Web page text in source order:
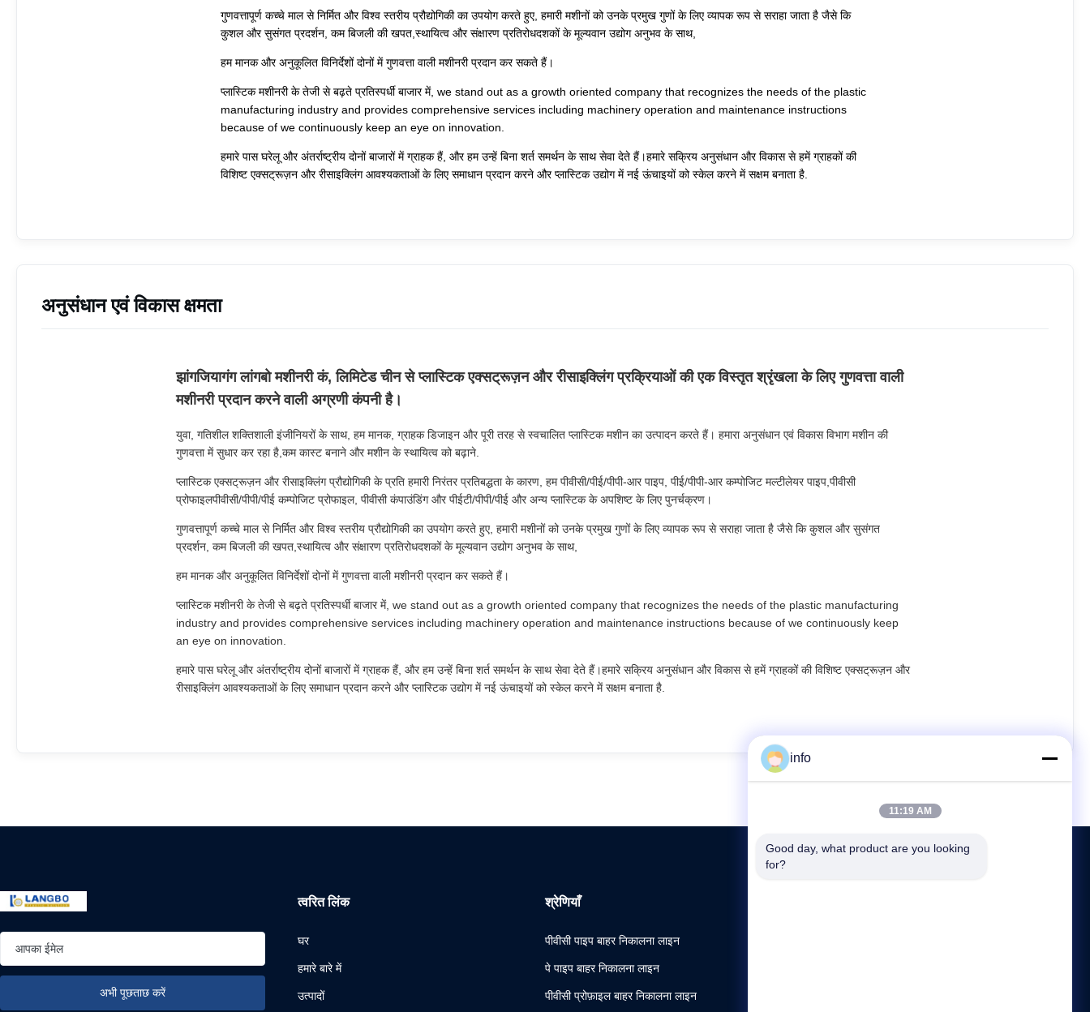
गुणवत्तापूर्ण कच्चे माल से निर्मित और विश्व स्तरीय प्रौद्योगिकी का उपयोग करते हुए, हमारी मशीनों को उनके प्रमुख गुणों के लिए व्यापक रूप से सराहा जाता है जैसे कि
कुशल और सुसंगत प्रदर्शन, कम बिजली की खपत,स्थायित्व और संक्षारण प्रतिरोधदशकों के मूल्यवान उद्योग अनुभव के साथ,
हम मानक और अनुकूलित विनिर्देशों दोनों में गुणवत्ता वाली मशीनरी प्रदान कर सकते हैं।
प्लास्टिक मशीनरी के तेजी से बढ़ते प्रतिस्पर्धी बाजार में, we stand out as a growth oriented company that recognizes the needs of the plastic
manufacturing industry and provides comprehensive services including machinery operation and maintenance instructions
because of we continuously keep an eye on innovation.
हमारे पास घरेलू और अंतर्राष्ट्रीय दोनों बाजारों में ग्राहक हैं, और हम उन्हें बिना शर्त समर्थन के साथ सेवा देते हैं।हमारे सक्रिय अनुसंधान और विकास से हमें ग्राहकों की
विशिष्ट एक्सट्रूज़न और रीसाइक्लिंग आवश्यकताओं के लिए समाधान प्रदान करने और प्लास्टिक उद्योग में नई ऊंचाइयों को स्केल करने में सक्षम बनाता है.
अनुसंधान एवं विकास क्षमता
झांगजियागंग लांगबो मशीनरी कं, लिमिटेड चीन से प्लास्टिक एक्सट्रूज़न और रीसाइक्लिंग प्रक्रियाओं की एक विस्तृत श्रृंखला के लिए गुणवत्ता वाली
मशीनरी प्रदान करने वाली अग्रणी कंपनी है।
युवा, गतिशील शक्तिशाली इंजीनियरों के साथ, हम मानक, ग्राहक डिजाइन और पूरी तरह से स्वचालित प्लास्टिक मशीन का उत्पादन करते हैं। हमारा अनुसंधान एवं विकास विभाग मशीन की
गुणवत्ता में सुधार कर रहा है,कम कास्ट बनाने और मशीन के स्थायित्व को बढ़ाने.
प्लास्टिक एक्सट्रूज़न और रीसाइक्लिंग प्रौद्योगिकी के प्रति हमारी निरंतर प्रतिबद्धता के कारण, हम पीवीसी/पीई/पीपी-आर पाइप, पीई/पीपी-आर कम्पोजिट मल्टीलेयर पाइप,पीवीसी
प्रोफाइलपीवीसी/पीपी/पीई कम्पोजिट प्रोफाइल, पीवीसी कंपाउंडिंग और पीईटी/पीपी/पीई और अन्य प्लास्टिक के अपशिष्ट के लिए पुनर्चक्रण।
गुणवत्तापूर्ण कच्चे माल से निर्मित और विश्व स्तरीय प्रौद्योगिकी का उपयोग करते हुए, हमारी मशीनों को उनके प्रमुख गुणों के लिए व्यापक रूप से सराहा जाता है जैसे कि कुशल और सुसंगत
प्रदर्शन, कम बिजली की खपत,स्थायित्व और संक्षारण प्रतिरोधदशकों के मूल्यवान उद्योग अनुभव के साथ,
हम मानक और अनुकूलित विनिर्देशों दोनों में गुणवत्ता वाली मशीनरी प्रदान कर सकते हैं।
प्लास्टिक मशीनरी के तेजी से बढ़ते प्रतिस्पर्धी बाजार में, we stand out as a growth oriented company that recognizes the needs of the plastic manufacturing
industry and provides comprehensive services including machinery operation and maintenance instructions because of we continuously keep
an eye on innovation.
हमारे पास घरेलू और अंतर्राष्ट्रीय दोनों बाजारों में ग्राहक हैं, और हम उन्हें बिना शर्त समर्थन के साथ सेवा देते हैं।हमारे सक्रिय अनुसंधान और विकास से हमें ग्राहकों की विशिष्ट एक्सट्रूज़न और
रीसाइक्लिंग आवश्यकताओं के लिए समाधान प्रदान करने और प्लास्टिक उद्योग में नई ऊंचाइयों को स्केल करने में सक्षम बनाता है.
त्वरित लिंक
घर
हमारे बारे में
उत्पादों
श्रेणियाँ
पीवीसी पाइप बाहर निकालना लाइन
पे पाइप बाहर निकालना लाइन
पीवीसी प्रोफ़ाइल बाहर निकालना लाइन
info
11:19 AM
Good day, what product are you looking
for?